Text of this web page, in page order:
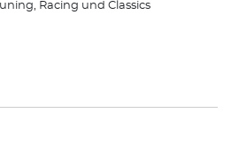
Racing und Classics